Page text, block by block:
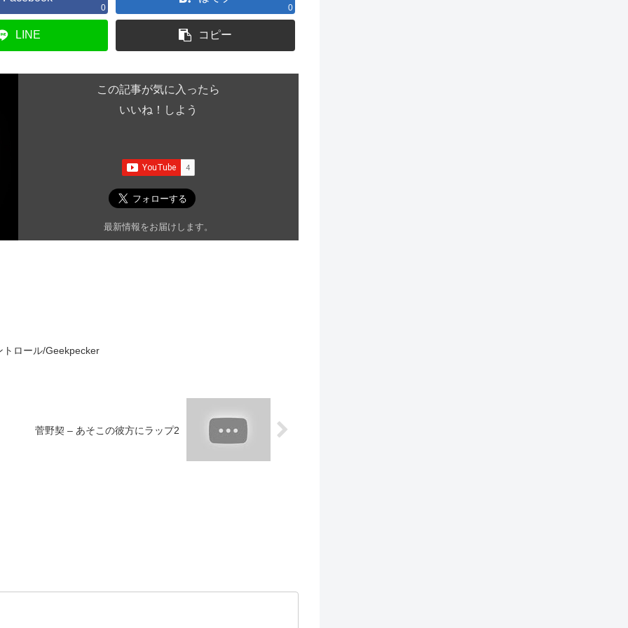
0 0
LINE コピー
この記事が気に入ったら
いいね！しよう
最新情報をお届けします。
トロール/Geekpecker
菅野契 – あそこの彼方にラップ2